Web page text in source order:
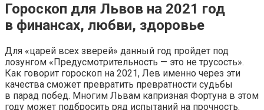
Гороскоп для Львов на 2021 год
в финансах, любви, здоровье
Для «царей всех зверей» данный год пройдет под
лозунгом «Предусмотрительность — это не трусость».
Как говорит гороскоп на 2021, Лев именно через эти
качества сможет превратить превратности судьбы
в парад побед. Многим Львам капризная Фортуна в этом
году может подбросить ряд испытаний на прочность.